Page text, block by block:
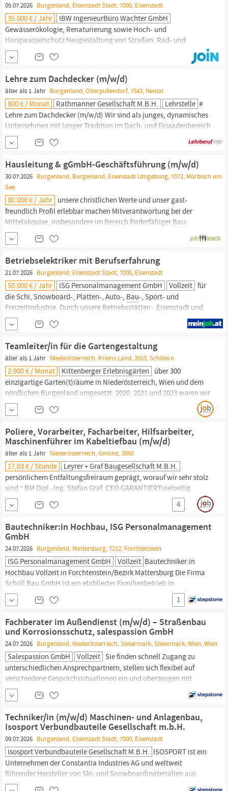
05.07.2026 Burgenland, Eisenstadt Stadt, 7000, Eisenstadt
35.000 € / Jahr
IBW IngenieurBüro Wachter GmbH
Gewässerökologie, Renaturierung sowie Hoch- und
Hangwasserschutz Neugestaltung von Straßen, Rad- und
Gehwegen sowie Betriebsgebieten Projektsteuerung / ÖBA von
div.
- und Sanierungsprojekten im Hoch- und Tiefbau
Aufgaben Unterstützung der Projektleitung bei
Infrastrukturprojekten in Ostösterreich Erstellung v. CAD‑Plänen...
Lehre zum Dachdecker (m/w/d)
älter als 1 Jahr Burgenland, Oberpullendorf, 7343, Neutal
800 € / Monat Rathmanner Gesellschaft M.b.H. Lehrstelle #
Lehre zum Dachdecker (m/w/d) Wir sind als junges, dynamisches
Unternehmen mit langer Tradition im Dach- und Fassadenbereich
tätig und haben uns auf die Bereiche Gebäude-, Industrie- und
Wohnhaus-Bauspezialisiert. Unser eigentümergeführtes
Unternehmen ist immer auf der Suche nach neuen Talenten, die
die Zukunft von Rathmanner aktiv mitgestalten und sich
Hausleitung & gGmbH-Geschäftsführung (m/w/d)
30.07.2026 Burgenland, Burgenland, Eisenstadt Umgebung, 7072, Mörbisch am
See
80.000 € / Jahr unsere christlichen Werte und unser gast-
freundlich Profil erlebbar machen Mitverantwortung bei der
Mittelakquise, insbesondere im Bereich förderfähiger Bau-
projekte Das macht Dich aus Diese Stelle Ist Kein Selbstläufer –
Sie Verlangt Führung, Mut, Tatkraft, Nervenstärke Und Echtes
Erfahrung in...
Betriebselektriker mit Berufserfahrung
21.07.2026 Burgenland, Eisenstadt Stadt, 7000, Eisenstadt
50.000 € / Jahr ISG Personalmanagement GmbH Vollzeit für
die Schi, Snowboard-, Platten-, Auto-, Bau-, Sport- und
Freizeitindustrie. Durch unsere Betriebsstätten - Eisenstadt und
Slovenske Konjice - garantieren wir größtmögliche Sicherheit für
unsere Kunden. Zur Verstärkung unserer technischen Abteilung
suchen wir einen Betriebselektriker mit Berufserfahrung. (m/w)
Wichtig ist für uns… abgeschlossene
Teamleiter/in für die Gartengestaltung
älter als 1 Jahr Niederösterreich, Krems Land, 3553, Schiltern
2.900 € / Monat Kittenberger Erlebnisgärten über 300
einzigartige Garten(t)räume in Niederösterreich, Wien und dem
nördlichen Burgenland umgesetzt. 2020, 2021 und 2023 waren wir
einer der Preisträger des österreichischen GALABAU Awards. DAS
ERWARTET DICH BEI UNS: Ganzjährige Beschäftigung und
Arbeitsumfeld mitten im;Grünen.
Poliere, Vorarbeiter, Facharbeiter, Hilfsarbeiter,
Maschinenführer im Kabeltiefbau (m/w/d)
älter als 1 Jahr Niederösterreich, Gmünd, 3950
17,03 € / Stunde
Leyrer + Graf Baugesellschaft M.b.H.
persönlichem Entfaltungsfreiraum geprägt, worauf wir sehr stolz
sind.“ BM Dipl.-Ing. Stefan Graf, CEO GARANTIERTvielseitig
Mitarbeit auf Baustellen im Bereich Kabeltiefbau
GARANTIERTgefragt Abgeschlossene Lehrausbildung (z.B. als
Mehrjährige Berufserfahrung in vergleichbarer Funktion von
Vorteil...
4
Bautechniker:in Hochbau, ISG Personalmanagement
GmbH
24.07.2026 Burgenland, Mattersburg, 7212, Forchtenstein
ISG Personalmanagement GmbH Vollzeit Bautechniker:in
Hochbau Vollzeit in Forchtenstein/Bezirk Mattersburg Die Firma
Schöll Bau GmbH ist ein etablierter Familienbetrieb in
Forchtenstein und seit über 38 Jahren im Bereich
Einfamilienhäuser, Siedlungs- und Wohnungsbau tätig. Das
Unternehmen ist für hohe Qualität, viel Erfahrung und
Leidenschaft für das Bauen bekannt.
1
Fachberater im Außendienst (m/w/d) – Straßenbau
und Korrosionsschutz, salespassion GmbH
24.07.2026 Burgenland, Niederösterreich, Steiermark, Steiermark, Wien, Wien
Salespassion GmbH Vollzeit Sie finden schnell Zugang zu
unterschiedlichen Ansprechpartnern, stellen sich flexibel auf
verschiedene Gesprächssituationen ein und überzeugen mit
Praxisverständnis, Verkaufsgeschick sowie einem sicheren
Auftreten. Sie verfügen über eine abgeschlossene (
)technische
Ausbildung (Lehre, HTL o. Ä.) sowie einschlägige Berufserfahrung
und haben bereits...
Techniker/in (m/w/d) Maschinen- und Anlagenbau,
Isosport Verbundbauteile Gesellschaft m.b.H.
09.07.2026 Burgenland, Eisenstadt Stadt, 7000, Eisenstadt
Isosport Verbundbauteile Gesellschaft M.b.H. ISOSPORT ist ein
Unternehmen der Constantia Industries AG und weltweit
führender Hersteller von Ski- und Snowboardmaterialien aus
Kunststoffen. Wir entwickeln und produzieren innovative